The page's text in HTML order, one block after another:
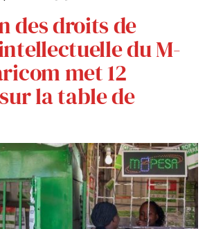
des droits de
du M-
met 12
la table de